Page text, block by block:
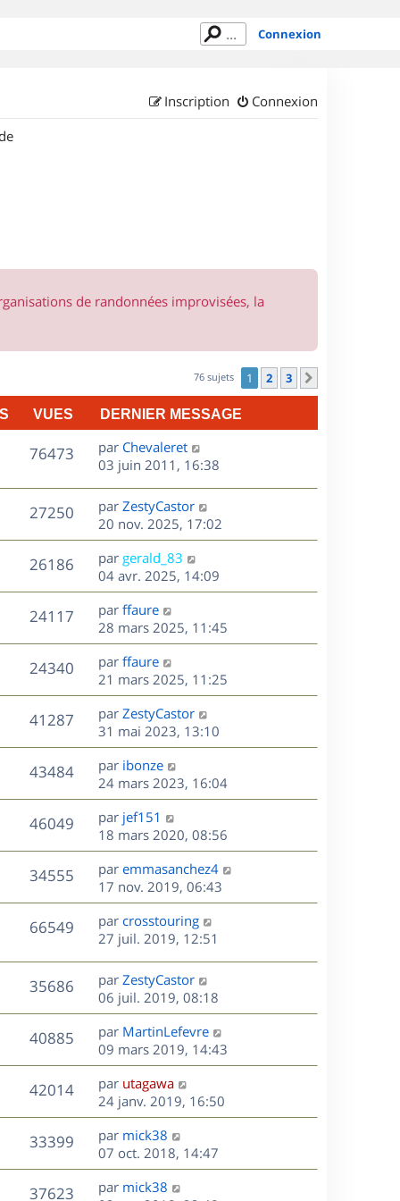
Connexion
Connexion
Inscription
de randonnées improvisées, la
76 sujets 1 2 3
VUES DERNIER MESSAGE
76473V
u
e
D
e
n
i
e
r
m
e
s
s
a
g
e
par Chevaleret
03 juin 2011, 16:38
27250V
u
e
s
D
e
r
n
i
e
r
m
e
s
s
a
g
e
par ZestyCastor
20 nov. 2025, 17:02
26186V
u
s
D
e
r
n
i
e
r
m
e
s
s
a
g
e
par gerald_83
04 avr. 2025, 14:09
24117V
u
s
D
e
r
n
i
e
r
m
e
s
s
a
g
e
par ffaure
28 mars 2025, 11:45
24340V
u
D
e
r
n
i
e
r
m
e
s
s
a
g
e
par ffaure
21 mars 2025, 11:25
41287V
u
s
D
e
r
n
i
e
r
m
e
s
s
a
g
e
par ZestyCastor
31 mai 2023, 13:10
43484V
u
D
e
r
n
i
e
r
m
e
s
s
a
g
e
par ibonze
24 mars 2023, 16:04
46049V
u
s
D
e
r
n
i
e
r
m
e
s
s
a
g
e
par jef151
18 mars 2020, 08:56
34555V
u
D
e
r
n
i
r
m
e
s
s
a
g
e
par emmasanchez4
17 nov. 2019, 06:43
66549V
u
e
D
e
i
e
r
m
e
s
s
a
g
e
par crosstouring
27 juil. 2019, 12:51
35686V
u
D
e
r
n
i
e
r
m
e
s
s
a
g
par ZestyCastor
06 juil. 2019, 08:18
40885V
u
s
D
e
r
n
i
e
r
m
e
s
par MartinLefevre
09 mars 2019, 14:43
42014V
u
s
D
e
r
n
i
e
r
par utagawa
24 janv. 2019, 16:50
33399V
u
D
e
r
n
par mick38
07 oct. 2018, 14:47
37623V
D
par mick38